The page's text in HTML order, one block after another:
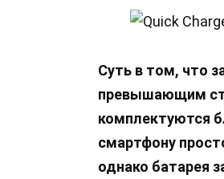
Суть в том, что
превышающим
комплектуются
смартфону
однако батарея